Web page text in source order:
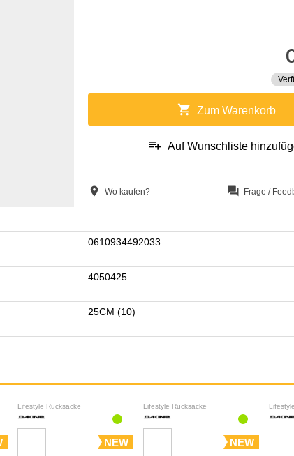
shopping_cart Zum Warenkorb
playlist_add Auf Wunschliste
location_on Wo kaufen? question_answer Frage /
0610934492033
4050425
25CM (10)
Lifestyle Rucksäcke
NEW
Lifestyle Rucksäcke
NEW